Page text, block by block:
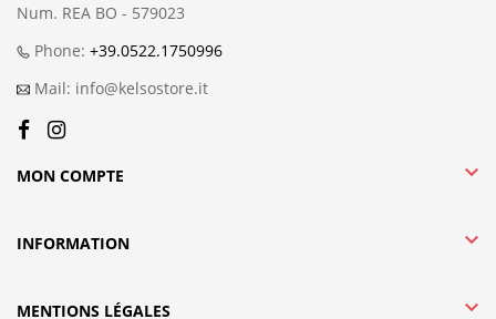
Num. REA BO - 579023
Phone: +39.0522.1750996
Mail: info@kelsostore.it
MON COMPTE 
INFORMATION 
MENTIONS LÉGALES 